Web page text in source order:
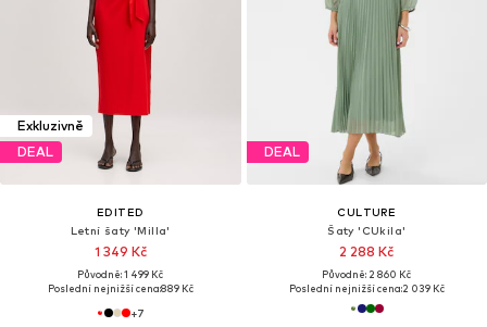
Exkluzivně
DEAL
EDITED
Letní šaty 'Milla'
1 349 Kč
Původně: 1 499 Kč
Poslední nejnižší cena:889 Kč
+7
DEAL
CULTURE
Šaty 'CUkila'
2 288 Kč
Původně: 2 860 Kč
Poslední nejnižší cena:2 039 Kč